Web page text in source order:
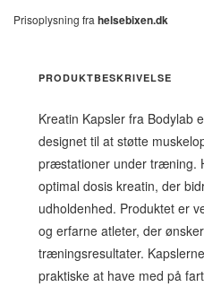
Prisoplysning fra helsebixen.dk
PRODUKTBESKRIVELSE
Kreatin Kapsler fra Bodylab
designet til at støtte
præstationer under træning.
optimal dosis kreatin, der
udholdenhed. Produktet er
og erfarne atleter, der
træningsresultater.
praktiske at have med på